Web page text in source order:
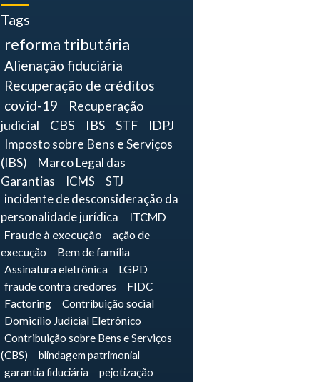
Tags
reforma tributária
Alienação fiduciária
Recuperação de créditos
covid-19
Recuperação
judicial
CBS IBS STF
IDPJ
Imposto sobre Bens e Serviços
(IBS)
Marco Legal das
Garantias
ICMS
STJ
incidente de desconsideração da
personalidade jurídica
ITCMD
Fraude à execução
ação de
execução
Bem de família
Assinatura eletrônica
LGPD
fraude contra credores
FIDC
Factoring
Contribuição social
Domicílio Judicial Eletrônico
Contribuição sobre Bens e Serviços
(CBS)
blindagem patrimonial
garantia fiduciária
pejotização